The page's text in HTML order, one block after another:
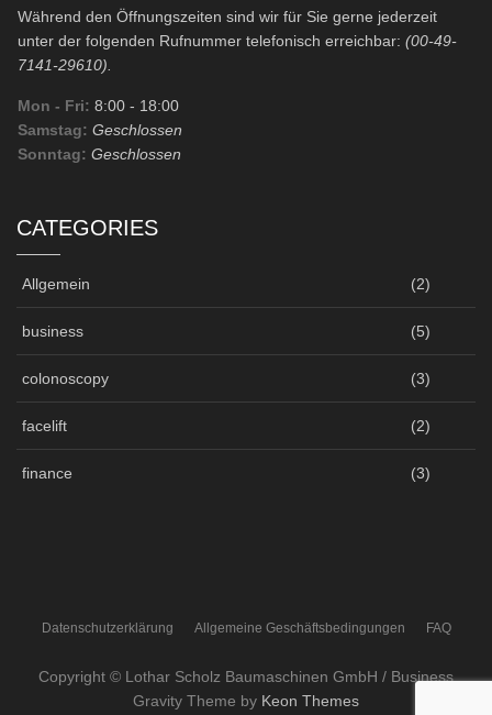
Während den Öffnungszeiten sind wir für Sie gerne jederzeit
unter der folgenden Rufnummer telefonisch erreichbar: (00-49-
7141-29610).
Mon - Fri: 8:00 - 18:00
Samstag: Geschlossen
Sonntag: Geschlossen
CATEGORIES
Allgemein (2)
business (5)
colonoscopy (3)
facelift (2)
finance (3)
Datenschutzerklärung Allgemeine Geschäftsbedingungen FAQ
Copyright © Lothar Scholz Baumaschinen GmbH / Business
Gravity Theme by Keon Themes